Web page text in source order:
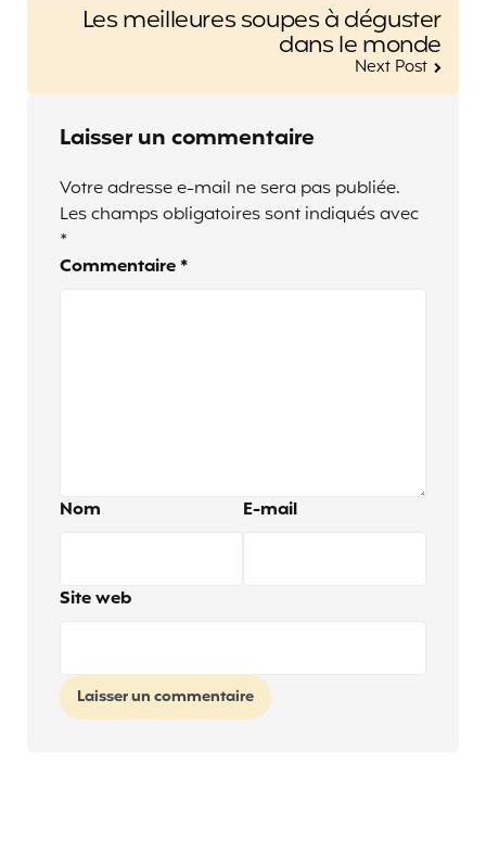
Les meilleures soupes à déguster
dans le monde
Next Post
Laisser un commentaire
Votre adresse e-mail ne sera pas publiée.
Les champs obligatoires sont indiqués avec
*
Commentaire *
Nom E-mail
Site web